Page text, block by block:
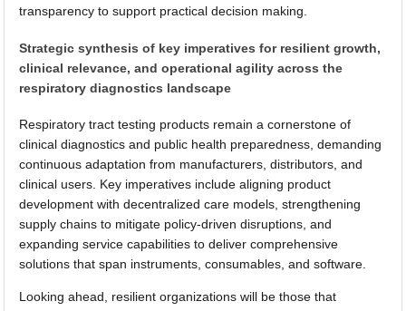
transparency to support practical decision making.
Strategic synthesis of key imperatives for resilient growth,
clinical relevance, and operational agility across the
respiratory diagnostics landscape
Respiratory tract testing products remain a cornerstone of
clinical diagnostics and public health preparedness, demanding
continuous adaptation from manufacturers, distributors, and
clinical users. Key imperatives include aligning product
development with decentralized care models, strengthening
supply chains to mitigate policy-driven disruptions, and
expanding service capabilities to deliver comprehensive
solutions that span instruments, consumables, and software.
Looking ahead, resilient organizations will be those that